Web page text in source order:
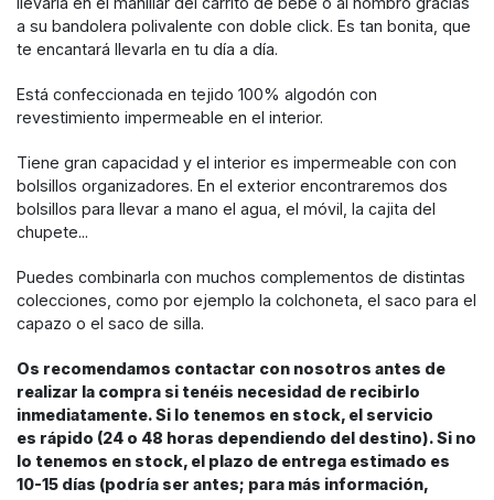
a su bandolera polivalente con doble click. Es tan bonita, que
te encantará llevarla en tu día a día.
Está confeccionada en tejido 100% algodón con
revestimiento impermeable en el interior.
Tiene gran capacidad y el interior es impermeable con con
bolsillos organizadores. En el exterior encontraremos dos
bolsillos para llevar a mano el agua, el móvil, la cajita del
chupete...
Puedes combinarla con muchos complementos de distintas
colecciones, como por ejemplo la colchoneta, el saco para el
capazo o el saco de silla.
Os recomendamos contactar con nosotros antes de
realizar la compra si tenéis necesidad de recibirlo
inmediatamente. Si lo tenemos en stock, el servicio
es rápido (24 o 48 horas dependiendo del destino). Si no
lo tenemos en stock, el plazo de entrega estimado es
10-15 días (podría ser antes; para más información,